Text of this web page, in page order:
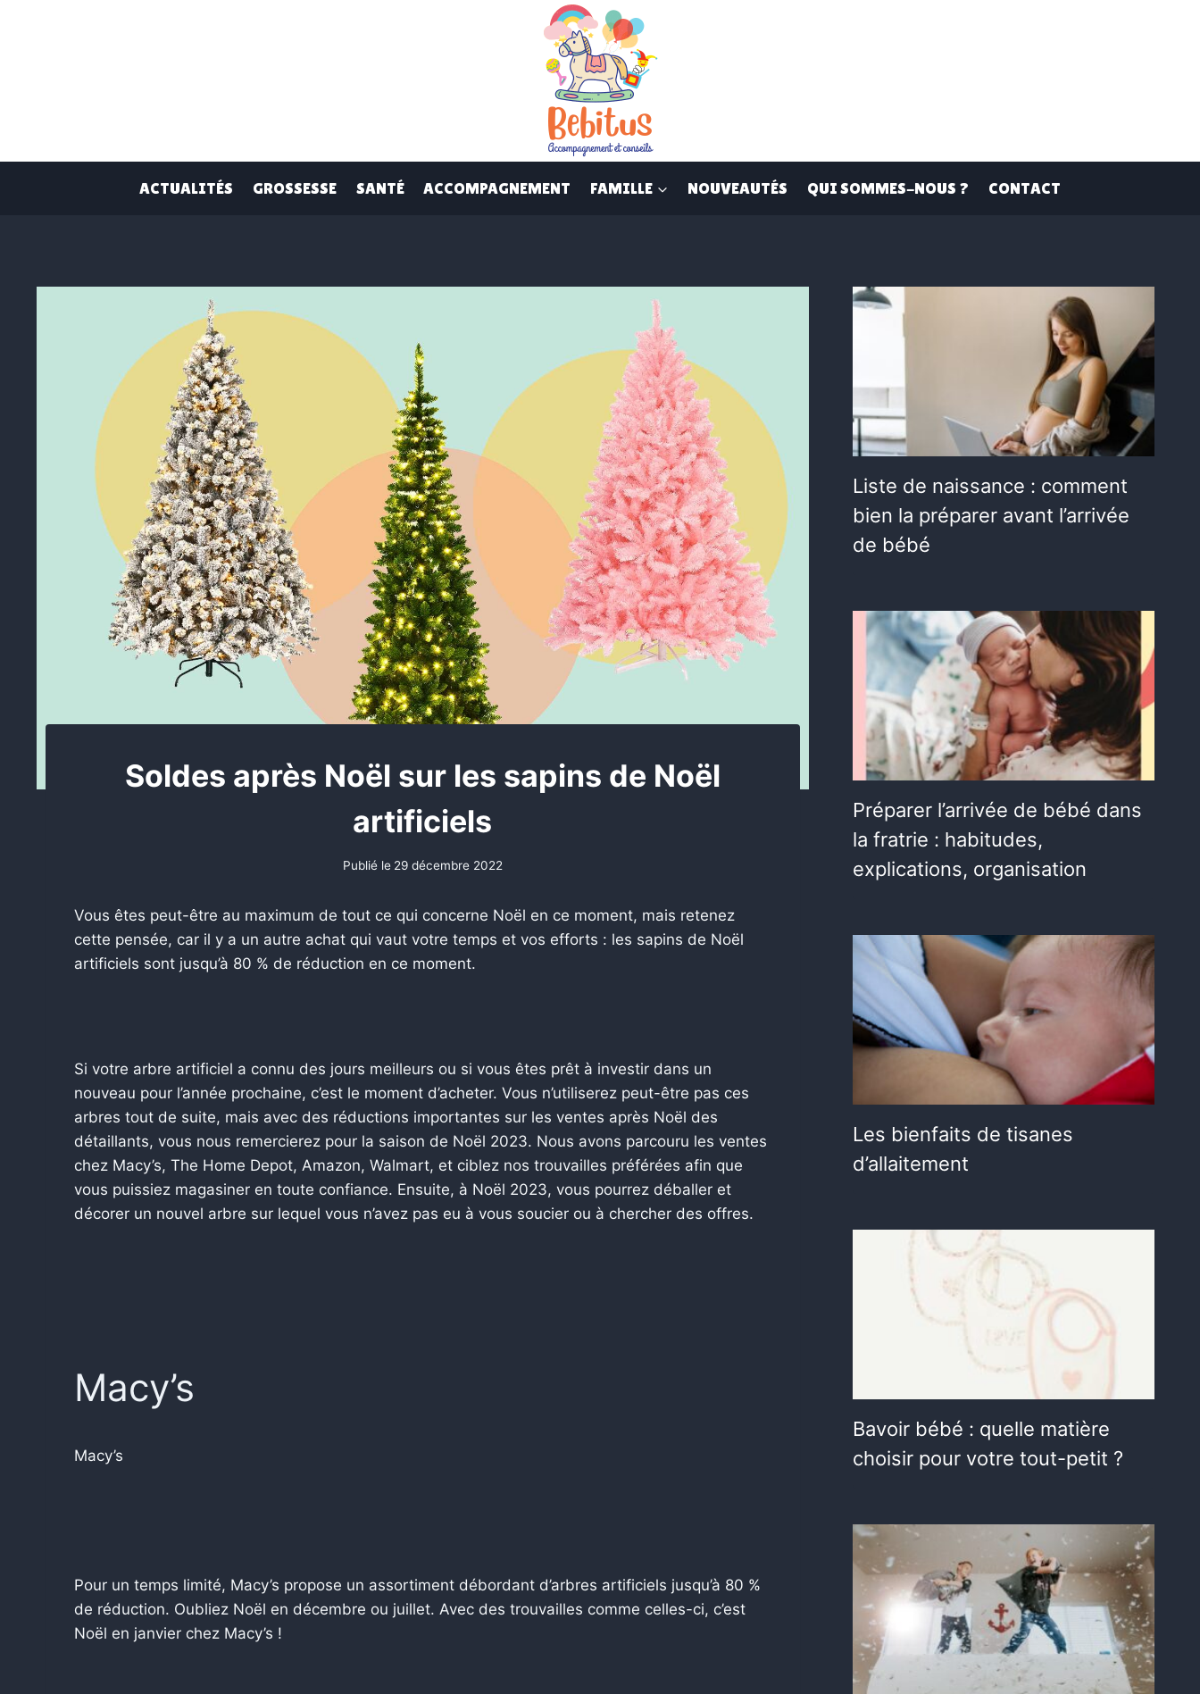
ACTUALITÉS GROSSESSE SANTÉ ACCOMPAGNEMENT FAMILLE NOUVEAUTÉS QUI SOMMES-NOUS ? CONTACT
Soldes après Noël sur les sapins de Noël
artificiels
Publié le 29 décembre 2022
Vous êtes peut-être au maximum de tout ce qui concerne Noël en ce moment, mais retenez
cette pensée, car il y a un autre achat qui vaut votre temps et vos efforts : les sapins de Noël
artificiels sont jusqu’à 80 % de réduction en ce moment.
Si votre arbre artificiel a connu des jours meilleurs ou si vous êtes prêt à investir dans un
nouveau pour l’année prochaine, c’est le moment d’acheter. Vous n’utiliserez peut-être pas ces
arbres tout de suite, mais avec des réductions importantes sur les ventes après Noël des
détaillants, vous nous remercierez pour la saison de Noël 2023. Nous avons parcouru les ventes
chez Macy’s, The Home Depot, Amazon, Walmart, et ciblez nos trouvailles préférées afin que
vous puissiez magasiner en toute confiance. Ensuite, à Noël 2023, vous pourrez déballer et
décorer un nouvel arbre sur lequel vous n’avez pas eu à vous soucier ou à chercher des offres.
Macy’s
Macy’s
Pour un temps limité, Macy’s propose un assortiment débordant d’arbres artificiels jusqu’à 80 %
de réduction. Oubliez Noël en décembre ou juillet. Avec des trouvailles comme celles-ci, c’est
Noël en janvier chez Macy’s !
Liste de naissance : comment
bien la préparer avant l’arrivée
de bébé
Préparer l’arrivée de bébé dans
la fratrie : habitudes,
explications, organisation
Les bienfaits de tisanes
d’allaitement
Bavoir bébé : quelle matière
choisir pour votre tout-petit ?